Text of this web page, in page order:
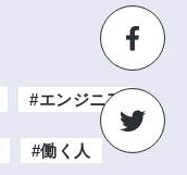
#エンジニア
#働く人